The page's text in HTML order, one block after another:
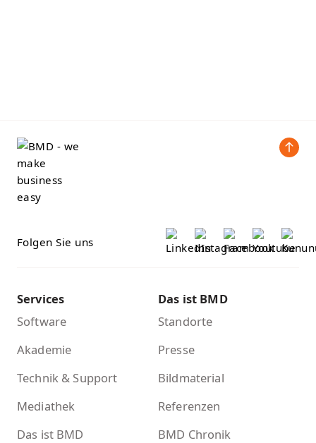
Folgen Sie uns
Services
Software
Akademie
Technik & Support
Mediathek
Das ist BMD
Das ist BMD
Standorte
Presse
Bildmaterial
Referenzen
BMD Chronik